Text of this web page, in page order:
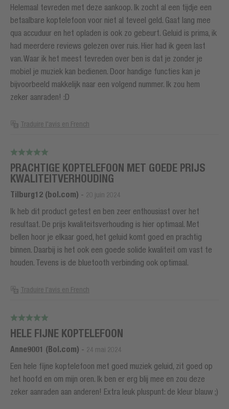
Helemaal tevreden met deze aankoop. Ik zocht al een tijdje een
betaalbare koptelefoon voor niet al teveel geld. Gaat lang mee
qua accuduur en het opladen is ook zo gebeurt. Geluid is prima, ik
had meerdere reviews gelezen over ruis. Hier had ik geen last
van. Waar ik het meest tevreden over ben is dat je zonder je
mobiel je muziek kan bedienen. Door handige functies kan je
bijvoorbeeld makkelijk naar een volgend nummer. Ik zou hem
zeker aanraden! :D
Traduire l'avis en French
PRACHTIGE KOPTELEFOON MET GOEDE PRIJS
KWALITEITVERHOUDING
Tilburg12 (bol.com) - 20 juin 2024
Ik heb dit product getest en ben zeer enthousiast over het
resultaat. De prijs kwaliteitsverhouding is hier optimaal. Met
bellen hoor je elkaar goed, het geluid komt goed en prachtig
binnen. Daarbij is het ook een goede solide kwaliteit om vast te
houden. Tevens is de bluetooth verbinding ook optimaal.
Traduire l'avis en French
HELE FIJNE KOPTELEFOON
Anne9001 (Bol.com) - 24 mai 2024
Een hele fijne koptelefoon met goed muziek geluid, zit goed op
het hoofd en om mijn oren. Ik ben er erg blij mee en zou deze
zeker aanraden aan anderen! Extra leuk pluspunt: de kleur blauw ;)